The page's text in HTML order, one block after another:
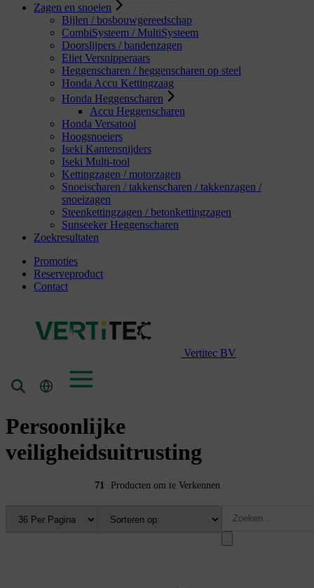
Zagen en snoeien
Bijlen / bosbouwgereedschap
CombiSysteem / MultiSysteem
Doorslijpers / bandenzagen
Eliet Versnipperaars
Heggenscharen / heggenscharen op steel
Honda Accu Kettingzaag
Honda Heggenscharen
Accu Heggenscharen
Honda Versatool
Hoogsnoeiers
Iseki Kantensnijders
Iseki Multi-tool
Kettingzagen / motorzagen
Snoeischaren / takkenscharen / takkenzagen /
snoeizagen
Steenkettingzagen / betonkettingzagen
Sunseeker Heggenscharen
Zoekresultaten
Promoties
Reserveproduct
Contact
Vertitec BV
Persoonlijke
veiligheidsuitrusting
71 Producten om te Verkennen